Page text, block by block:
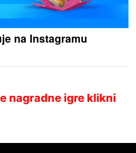
na Instagramu
nagradne igre klikni